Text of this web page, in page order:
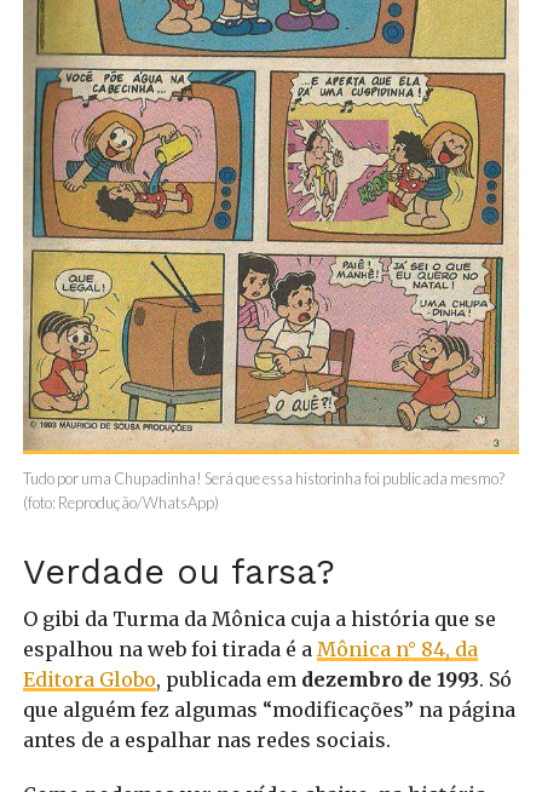
Tudo por uma Chupadinha! Será que essa historinha foi publicada mesmo?
(foto: Reprodução/WhatsApp)
Verdade ou farsa?
O gibi da Turma da Mônica cuja a história que se
espalhou na web foi tirada é a Mônica n° 84, da
Editora Globo, publicada emdezembro de 1993. Só
que alguém fez algumas “modificações” na página
antes de a espalhar nas redes sociais.